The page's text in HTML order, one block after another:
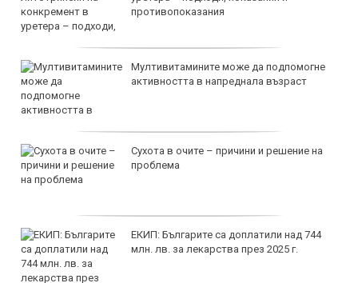
противопоказания
Мултивитамините може да подпомогне
активността в напреднала възраст
Сухота в очите – причини и решение на
проблема
ЕКИП: Българите са доплатили над 744
млн. лв. за лекарства през 2025 г.